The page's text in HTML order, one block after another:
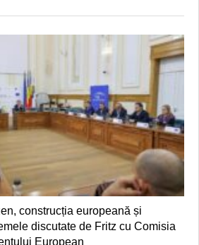
construcția europeană și
discutate de Fritz cu Comisia
European